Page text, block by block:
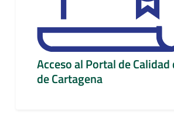
Acceso al Portal de Calidad
de Cartagena